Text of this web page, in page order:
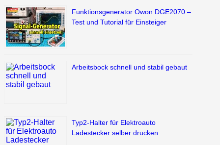
Funktionsgenerator Owon DGE2070 –
Test und Tutorial für Einsteiger
Arbeitsbock schnell und stabil gebaut
Typ2-Halter für Elektroauto
Ladestecker selber drucken